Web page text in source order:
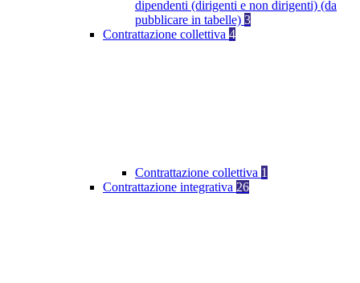
dipendenti (dirigenti e non dirigenti) (da
pubblicare in tabelle) 3
Contrattazione collettiva 4
Contrattazione collettiva 1
Contrattazione integrativa 26